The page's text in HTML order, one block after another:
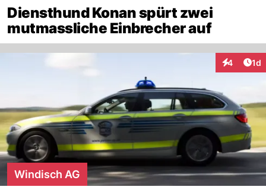
Diensthund Konan spürt zwei
mutmassliche Einbrecher auf
4 1d
Windisch AG